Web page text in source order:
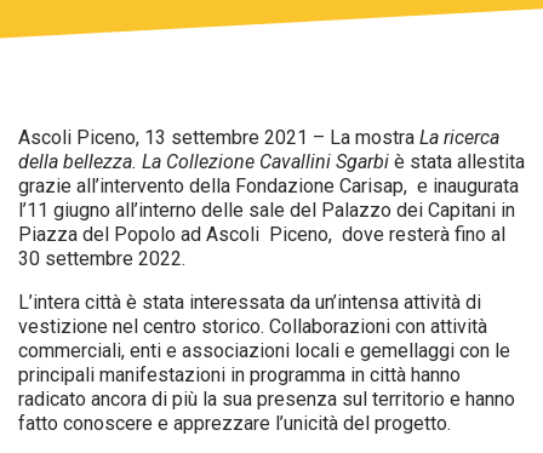
Ascoli Piceno, 13 settembre 2021 – La mostra La ricerca
della bellezza. La Collezione Cavallini Sgarbi è stata allestita
grazie all’intervento della Fondazione Carisap, e inaugurata
l’11 giugno all’interno delle sale del Palazzo dei Capitani in
Piazza del Popolo ad Ascoli Piceno, dove resterà fino al
30 settembre 2022.
L’intera città è stata interessata da un’intensa attività di
vestizione nel centro storico. Collaborazioni con attività
commerciali, enti e associazioni locali e gemellaggi con le
principali manifestazioni in programma in città hanno
radicato ancora di più la sua presenza sul territorio e hanno
fatto conoscere e apprezzare l’unicità del progetto.